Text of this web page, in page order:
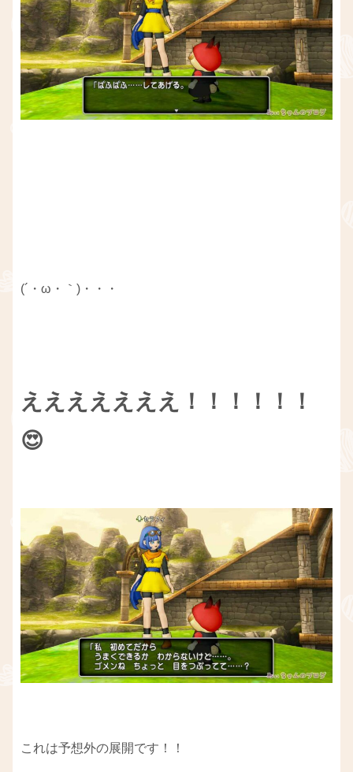
(´・ω・｀)・・・
えええええええ！！！！！！
😍
これは予想外の展開です！！